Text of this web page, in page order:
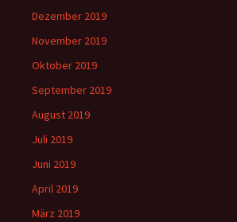
Dezember 2019
November 2019
Oktober 2019
September 2019
August 2019
Juli 2019
Juni 2019
April 2019
März 2019